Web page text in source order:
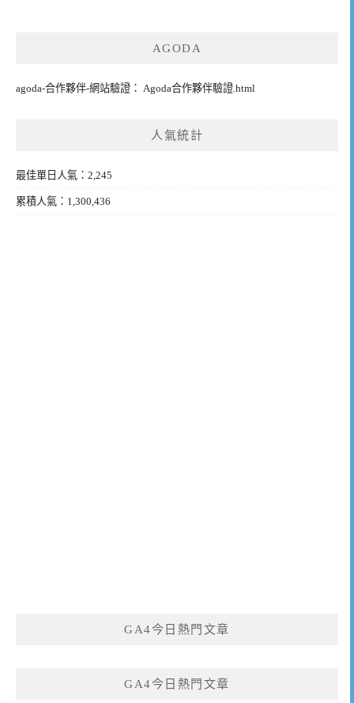
AGODA
agoda-合作夥伴-網站驗證： Agoda合作夥伴驗證.html
人氣統計
最佳單日人氣：2,245
累積人氣：1,300,436
GA4今日熱門文章
GA4今日熱門文章